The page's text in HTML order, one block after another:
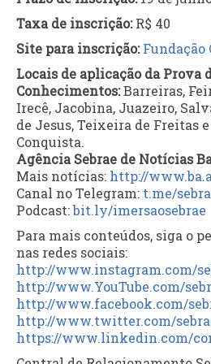
Taxa de inscrição:R$ 40
Site para inscrição: Fundação
Locais de aplicação da Prova
Conhecimentos:Barreiras,
Irecê, Jacobina, Juazeiro,
de Jesus, Teixeira de Freitas
Conquista.
Agência Sebrae de Notícias
Mais notícias: http://
Canal no Telegram: t.me/
Podcast:bit.ly/imersaosebrae
Para mais conteúdos, siga o
nas redes sociais:
http://www.instagram.com/
http://www.YouTube.com/
http://www.facebook.com/
http://www.twitter.com/
https://www.linkedin.com/